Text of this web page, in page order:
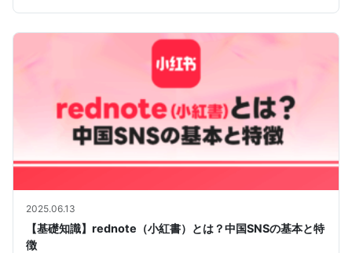
2025.06.13
【基礎知識】rednote（小紅書）とは？中国SNSの基本と特
徴